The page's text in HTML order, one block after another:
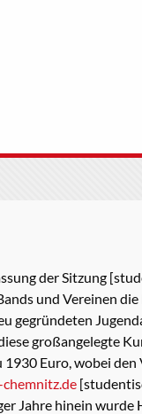
der Sitzung
und Vereinen
großangelegte
Euro, wobei
Jahre hinein